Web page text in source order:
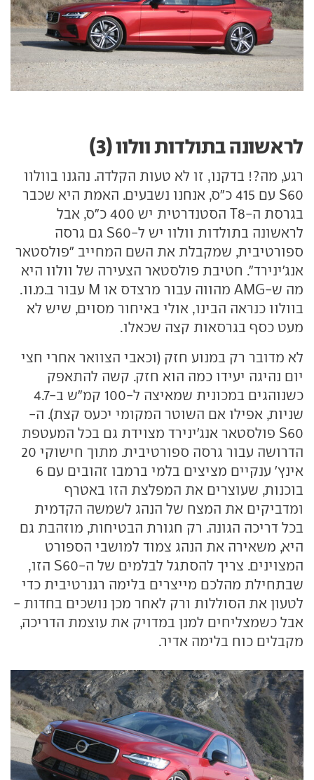
לראשונה בתולדות וולוו (3)
רגע, מה?! בדקנו, זו לא טעות הקלדה. נהגנו בוולוו
S60 עם 415 כ"ס, אנחנו נשבעים. האמת היא שכבר
בגרסת ה-T8 הסטנדרטית יש 400 כ"ס, אבל
לראשונה בתולדות וולוו יש ל-S60 גם גרסה
ספורטיבית, שמקבלת את השם המחייב "פולסטאר
אנג'ינירד". חטיבת פולסטאר הצעירה של וולוו היא
מה ש-AMG מהווה עבור מרצדס או M עבור ב.מ.וו.
בוולוו כנראה הבינו, אולי באיחור מסוים, שיש לא
מעט כסף בגרסאות קצה שכאלו.
לא מדובר רק במנוע חזק (וכאבי הצוואר אחרי חצי
יום נהיגה יעידו כמה הוא חזק. קשה להתאפק
כשנוהגים במכונית שמאיצה ל-100 קמ"ש ב-4.7
שניות, אפילו אם השוטר המקומי יכעס קצת). ה-
S60 פולסטאר אנג'ינירד מצוידת גם בכל המעטפת
הדרושה עבור גרסה ספורטיבית. מתוך חישוקי 20
אינץ' ענקיים מציצים בלמי ברמבו זהובים עם 6
בוכנות, שעוצרים את המפלצת הזו באטרף
ומדביקים את המצח של הנהג לשמשה הקדמית
בכל דריכה הגונה. רק חגורת הבטיחות, מוזהבת גם
היא, משאירה את הנהג צמוד למושבי הספורט
המצוינים. צריך להסתגל לבלמים של ה-S60 הזו,
שבתחילת מהלכם מייצרים בלימה רגנרטיבית כדי
לטעון את הסוללות ורק לאחר מכן נושכים בחדות -
אבל כשמצליחים למנן במדויק את עוצמת הדריכה,
מקבלים כוח בלימה אדיר.